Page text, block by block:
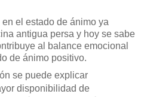
el estado de ánimo ya
antigua persa y hoy se sabe
al balance emocional
de ánimo positivo.
se puede explicar
disponibilidad de